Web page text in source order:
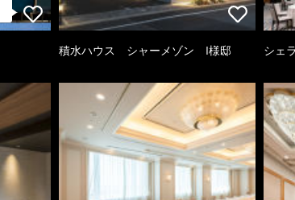
積水ハウス シャーメゾン I様邸 シェ